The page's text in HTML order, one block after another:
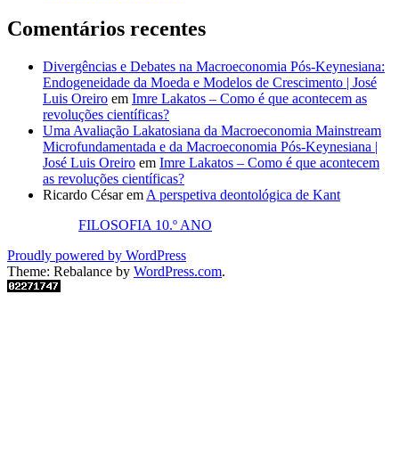
Comentários recentes
Divergências e Debates na Macroeconomia Pós-Keynesiana:
Endogeneidade da Moeda e Modelos de Crescimento | José
Luis Oreiro em Imre Lakatos – Como é que acontecem as
revoluções científicas?
Uma Avaliação Lakatosiana da Macroeconomia Mainstream
Microfundamentada e da Macroeconomia Pós-Keynesiana |
José Luis Oreiro em Imre Lakatos – Como é que acontecem
as revoluções científicas?
Ricardo Césarem A perspetiva deontológica de Kant
FILOSOFIA 10.º ANO
Proudly powered by WordPress
Theme: Rebalance by WordPress.com.